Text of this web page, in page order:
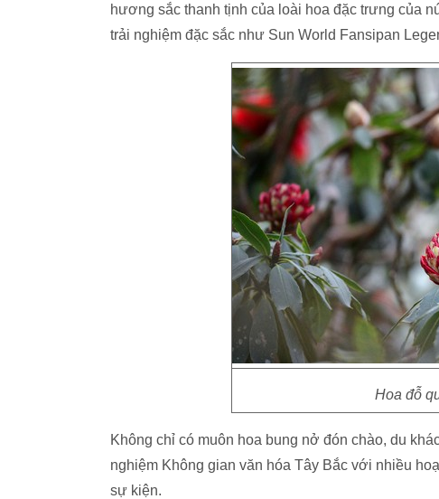
hương sắc thanh tịnh của loài hoa đặc trưng của
trải nghiệm đặc sắc như Sun World Fansipan
Hoa đỗ
Không chỉ có muôn hoa bung nở đón chào, du
nghiệm Không gian văn hóa Tây Bắc với nhiều
sự kiện.